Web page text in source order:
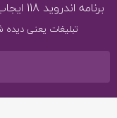
برنامه اندروید 118 ایجاب | سامانه ثبت الکترونیکی مشاغل کشور
تبلیغات یعنی